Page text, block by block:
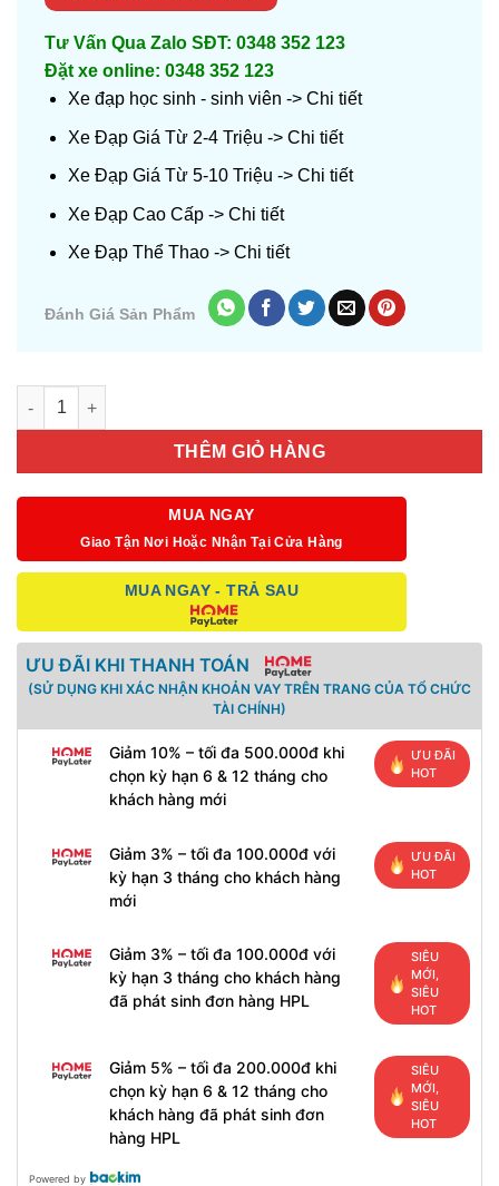
Tư Vấn Qua Zalo SĐT: 0348 352 123
Đặt xe online: 0348 352 123
Xe đạp học sinh - sinh viên -> Chi tiết
Xe Đạp Giá Từ 2-4 Triệu -> Chi tiết
Xe Đạp Giá Từ 5-10 Triệu -> Chi tiết
Xe Đạp Cao Cấp -> Chi tiết
Xe Đạp Thể Thao -> Chi tiết
Đánh Giá Sản Phẩm
Số lượng
THÊM GIỎ HÀNG
MUA NGAY
Giao Tận Nơi Hoặc Nhận Tại Cửa Hàng
MUA NGAY - TRẢ SAU
ƯU ĐÃI KHI THANH TOÁN
(SỬ DỤNG KHI XÁC NHẬN KHOẢN VAY TRÊN TRANG CỦA TỔ CHỨC
TÀI CHÍNH)
Giảm 10% – tối đa 500.000đ khi
chọn kỳ hạn 6 & 12 tháng cho
khách hàng mới
ƯU ĐÃI
HOT
Giảm 3% – tối đa 100.000đ với
kỳ hạn 3 tháng cho khách hàng
mới
ƯU ĐÃI
HOT
Giảm 3% – tối đa 100.000đ với
kỳ hạn 3 tháng cho khách hàng
đã phát sinh đơn hàng HPL
SIÊU
MỚI,
SIÊU
HOT
Giảm 5% – tối đa 200.000đ khi
chọn kỳ hạn 6 & 12 tháng cho
khách hàng đã phát sinh đơn
hàng HPL
SIÊU
MỚI,
SIÊU
HOT
Powered by